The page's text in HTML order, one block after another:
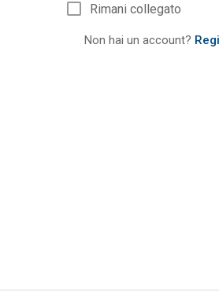
Rimani collegato
Non hai un account?